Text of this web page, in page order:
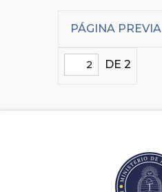
PÁGINA PREVIA
DE 2